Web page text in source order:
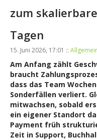
zum
Tagen
15. Juni 2026, 17:01 ::
Am Anfang zählt
braucht
dass das Team
Sonderfällen verliert.
mitwachsen, sobald
ein eigener Standort
Payment früh
Zeit in Support,